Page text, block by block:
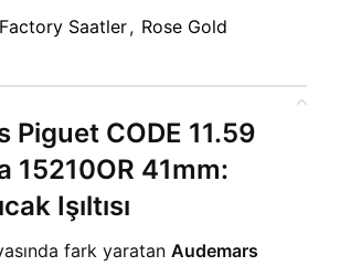
Saatler, Rose Gold
Piguet CODE 11.59
15210OR 41mm:
Işıltısı
fark yaratan Audemars